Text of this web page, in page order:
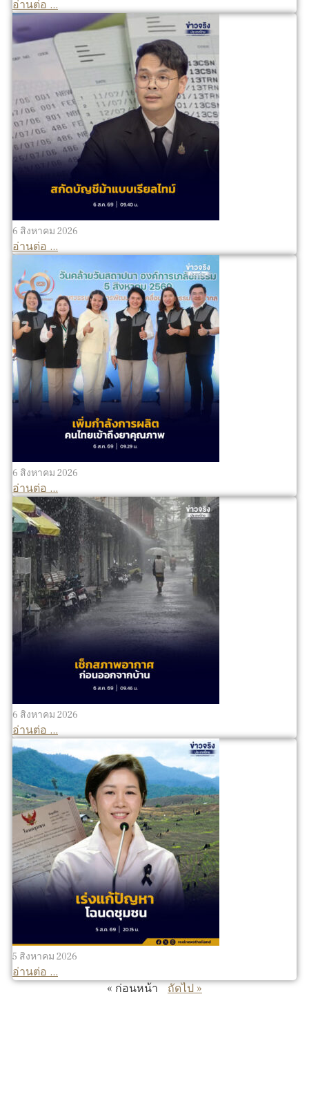
อ่านต่อ ...
6 สิงหาคม 2026
อ่านต่อ ...
6 สิงหาคม 2026
อ่านต่อ ...
6 สิงหาคม 2026
อ่านต่อ ...
5 สิงหาคม 2026
อ่านต่อ ...
« ก่อนหน้า
ถัดไป »